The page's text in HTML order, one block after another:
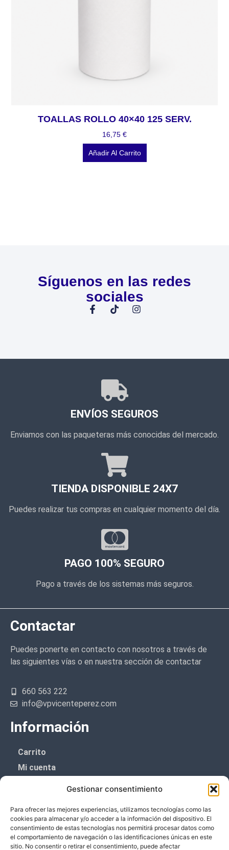
Gestionar consentimiento
Para ofrecer las mejores experiencias, utilizamos tecnologías como las
cookies para almacenar y/o acceder a la información del dispositivo. El
consentimiento de estas tecnologías nos permitirá procesar datos como
el comportamiento de navegación o las identificaciones únicas en este
sitio. No consentir o retirar el consentimiento, puede afectar
TOALLAS ROLLO 40×40 125 SERV.
16,75 €
Añadir Al Carrito
Síguenos en las redes
sociales
ENVÍOS SEGUROS
Enviamos con las paqueteras más conocidas del mercado.
TIENDA DISPONIBLE 24X7
Puedes realizar tus compras en cualquier momento del día.
PAGO 100% SEGURO
Pago a través de los sistemas más seguros.
Contactar
Puedes ponerte en contacto con nosotros a través de
las siguientes vías o en nuestra sección de contactar
660 563 222
info@vpvicenteperez.com
Información
Carrito
Mi cuenta
Política de cookies (UE)
Boletín de noticias